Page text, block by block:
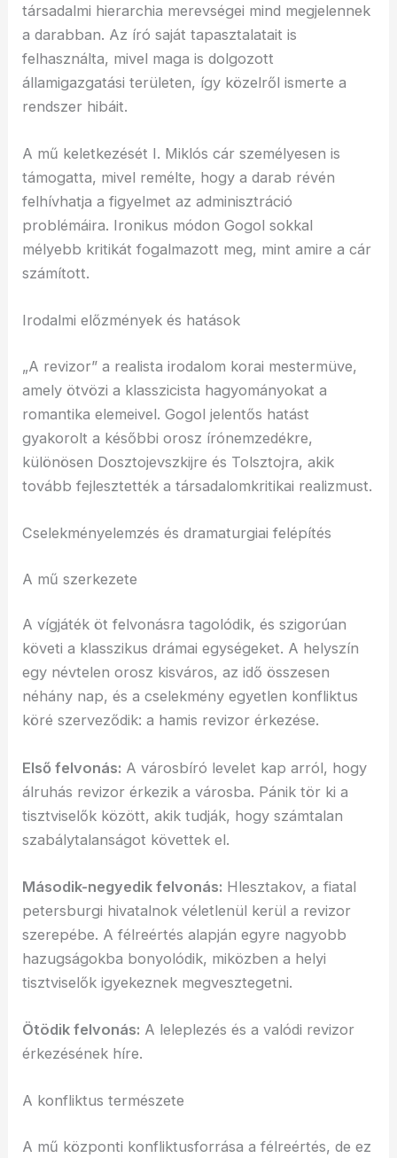
társadalmi hierarchia merevségei mind megjelennek
a darabban. Az író saját tapasztalatait is
felhasználta, mivel maga is dolgozott
államigazgatási területen, így közelről ismerte a
rendszer hibáit.
A mű keletkezését I. Miklós cár személyesen is
támogatta, mivel remélte, hogy a darab révén
felhívhatja a figyelmet az adminisztráció
problémáira. Ironikus módon Gogol sokkal
mélyebb kritikát fogalmazott meg, mint amire a cár
számított.
Irodalmi előzmények és hatások
„A revizor” a realista irodalom korai mestermüve,
amely ötvözi a klasszicista hagyományokat a
romantika elemeivel. Gogol jelentős hatást
gyakorolt a későbbi orosz írónemzedékre,
különösen Dosztojevszkijre és Tolsztojra, akik
tovább fejlesztették a társadalomkritikai realizmust.
Cselekményelemzés és dramaturgiai felépítés
A mű szerkezete
A vígjáték öt felvonásra tagolódik, és szigorúan
követi a klasszikus drámai egységeket. A helyszín
egy névtelen orosz kisváros, az idő összesen
néhány nap, és a cselekmény egyetlen konfliktus
köré szerveződik: a hamis revizor érkezése.
Első felvonás: A városbíró levelet kap arról, hogy
álruhás revizor érkezik a városba. Pánik tör ki a
tisztviselők között, akik tudják, hogy számtalan
szabálytalanságot követtek el.
Második-negyedik felvonás: Hlesztakov, a fiatal
petersburgi hivatalnok véletlenül kerül a revizor
szerepébe. A félreértés alapján egyre nagyobb
hazugságokba bonyolódik, miközben a helyi
tisztviselők igyekeznek megvesztegetni.
Ötödik felvonás: A leleplezés és a valódi revizor
érkezésének híre.
A konfliktus természete
A mű központi konfliktusforrása a félreértés, de ez